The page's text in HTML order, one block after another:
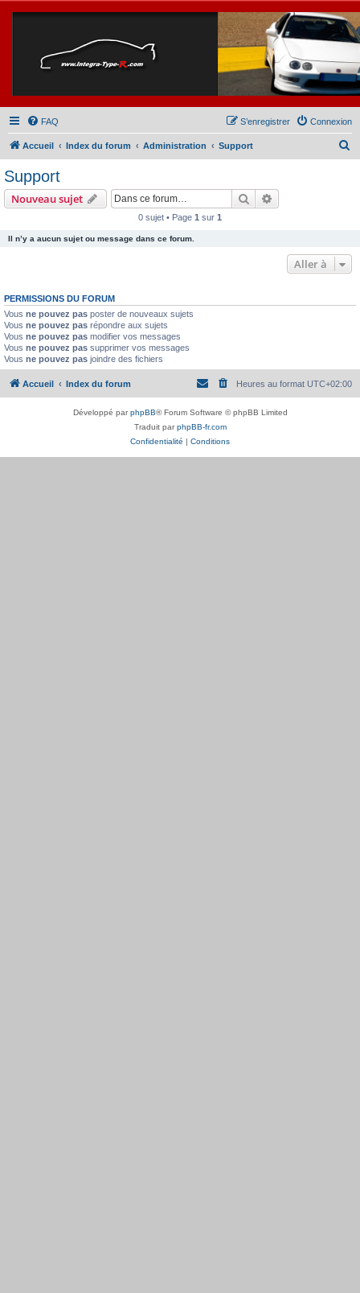
FAQ Connexion
S’enregistrer
Accueil Index du forum Administration Support
Support
Nouveau sujet Rechercher
0 sujet • Page 1 sur 1
Il n’y a aucun sujet ou message dans ce forum.
Aller à
PERMISSIONS DU FORUM
Vous ne pouvez pas poster de nouveaux sujets
Vous ne pouvez pas répondre aux sujets
Vous ne pouvez pas modifier vos messages
Vous ne pouvez pas supprimer vos messages
Vous ne pouvez pas joindre des fichiers
Accueil Index du forum Heures au format UTC+02:00
Développé parphpBB® Forum Software © phpBB Limited
Traduit parphpBB-fr.com
Confidentialité | Conditions